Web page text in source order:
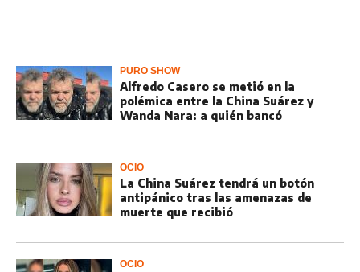
PURO SHOW
Alfredo Casero se metió en la
polémica entre la China Suárez y
Wanda Nara: a quién bancó
OCIO
La China Suárez tendrá un botón
antipánico tras las amenazas de
muerte que recibió
OCIO